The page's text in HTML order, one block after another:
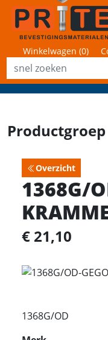
Winkelwagen (0)
Productgroep
Overzicht
1368G/
€ 21,10
1368G/OD